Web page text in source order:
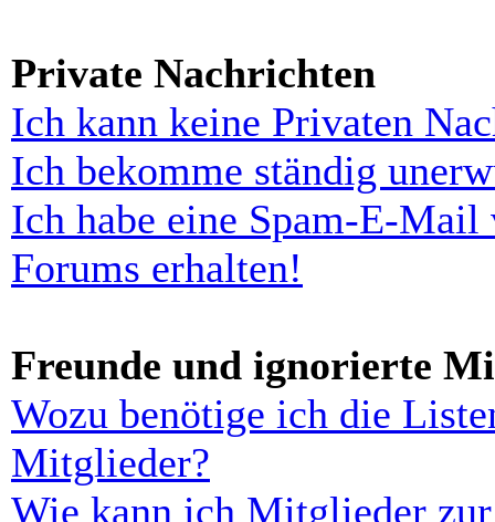
Private Nachrichten
Ich kann keine Privaten
Ich bekomme ständig
Ich habe eine Spam-E-
Forums erhalten!
Freunde und ignorierte
Wozu benötige ich die
Mitglieder?
Wie kann ich Mitglieder